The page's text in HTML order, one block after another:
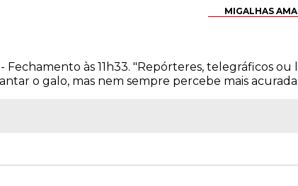
MIGALHAS
às 11h33. "Repórteres, telegráficos ou
o galo, mas nem sempre percebe mais